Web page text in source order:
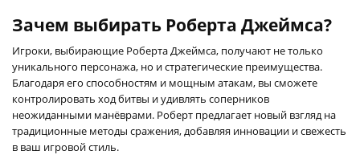
Зачем выбирать Роберта Джеймса?
Игроки, выбирающие Роберта Джеймса, получают не только
уникального персонажа, но и стратегические преимущества.
Благодаря его способностям и мощным атакам, вы сможете
контролировать ход битвы и удивлять соперников
неожиданными манёврами. Роберт предлагает новый взгляд на
традиционные методы сражения, добавляя инновации и свежесть
в ваш игровой стиль.